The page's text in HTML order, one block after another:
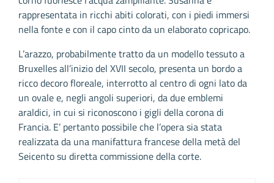
rappresentata in ricchi abiti colorati, con i piedi immersi
nella fonte e con il capo cinto da un elaborato copricapo.
L’arazzo, probabilmente tratto da un modello tessuto a
Bruxelles all’inizio del XVII secolo, presenta un bordo a
ricco decoro floreale, interrotto al centro di ogni lato da
un ovale e, negli angoli superiori, da due emblemi
araldici, in cui si riconoscono i gigli della corona di
Francia. E’ pertanto possibile che l’opera sia stata
realizzata da una manifattura francese della metà del
Seicento su diretta commissione della corte.